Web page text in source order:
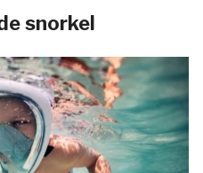
snorkel